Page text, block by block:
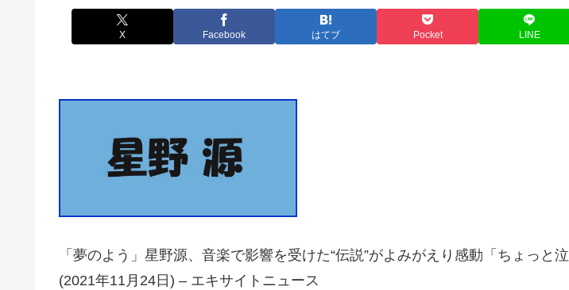
X Facebook はてブ Pocket LINE
「夢のよう」星野源、音楽で影響を受けた“伝説”がよみがえり感動「ちょっと泣
(2021年11月24日) – エキサイトニュース